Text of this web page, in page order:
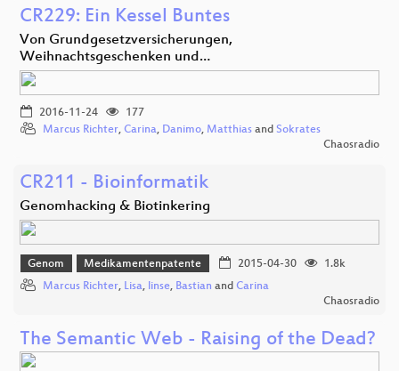
CR229: Ein Kessel Buntes
Von Grundgesetzversicherungen,
Weihnachtsgeschenken und…
2016-11-24
177
Marcus Richter, Carina, Danimo, Matthias and Sokrates
Chaosradio
CR211 - Bioinformatik
Genomhacking & Biotinkering
Genom Medikamentenpatente 2015-04-30
1.8k
Marcus Richter, Lisa, linse, Bastian and Carina
Chaosradio
The Semantic Web - Raising of the Dead?